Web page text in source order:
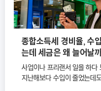
종합소득세 경비율, 수
는데 세금은 왜 늘어날
사업이나 프리랜서 일을 하다
지난해보다 수입이 줄었는데